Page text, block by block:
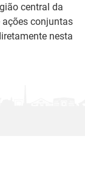
central da
ações conjuntas
nesta